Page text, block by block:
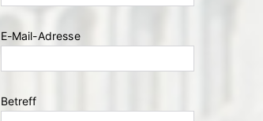
Bitte lasse dieses Feld leer.
E-Mail-Adresse
Betreff